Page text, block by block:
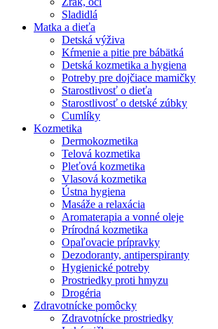
Sladidlá
Matka a dieťa
Detská výživa
Kŕmenie a pitie pre bábätká
Detská kozmetika a hygiena
Potreby pre dojčiace mamičky
Starostlivosť o dieťa
Starostlivosť o detské zúbky
Cumlíky
Kozmetika
Dermokozmetika
Telová kozmetika
Pleťová kozmetika
Vlasová kozmetika
Ústna hygiena
Masáže a relaxácia
Aromaterapia a vonné oleje
Prírodná kozmetika
Opaľovacie prípravky
Dezodoranty, antiperspiranty
Hygienické potreby
Prostriedky proti hmyzu
Drogéria
Zdravotnícke pomôcky
Zdravotnícke prostriedky